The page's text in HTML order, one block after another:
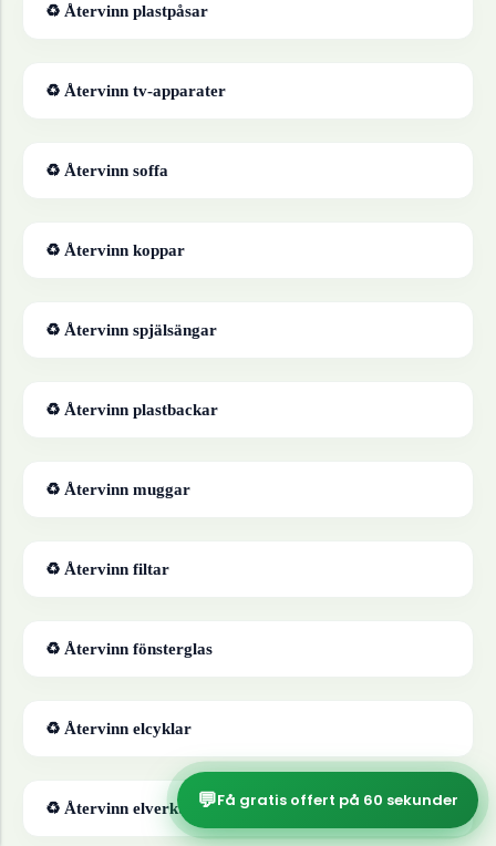
♻ Återvinn plastpåsar
♻ Återvinn tv-apparater
♻ Återvinn soffa
♻ Återvinn koppar
♻ Återvinn spjälsängar
♻ Återvinn plastbackar
♻ Återvinn muggar
♻ Återvinn filtar
♻ Återvinn fönsterglas
♻ Återvinn elcyklar
♻ Återvinn elverktyg💬Få gratis offert på 60 sekunder